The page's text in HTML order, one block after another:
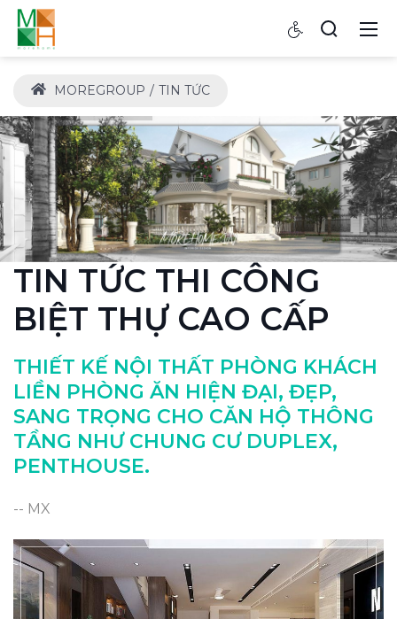
MOREGROUP TIN TỨC
TIN TỨC THI CÔNG
BIỆT THỰ CAO CẤP
THIẾT KẾ NỘI THẤT PHÒNG KHÁCH
LIỀN PHÒNG ĂN HIỆN ĐẠI, ĐẸP,
SANG TRỌNG CHO CĂN HỘ THÔNG
TẦNG NHƯ CHUNG CƯ DUPLEX,
PENTHOUSE.
-- MX